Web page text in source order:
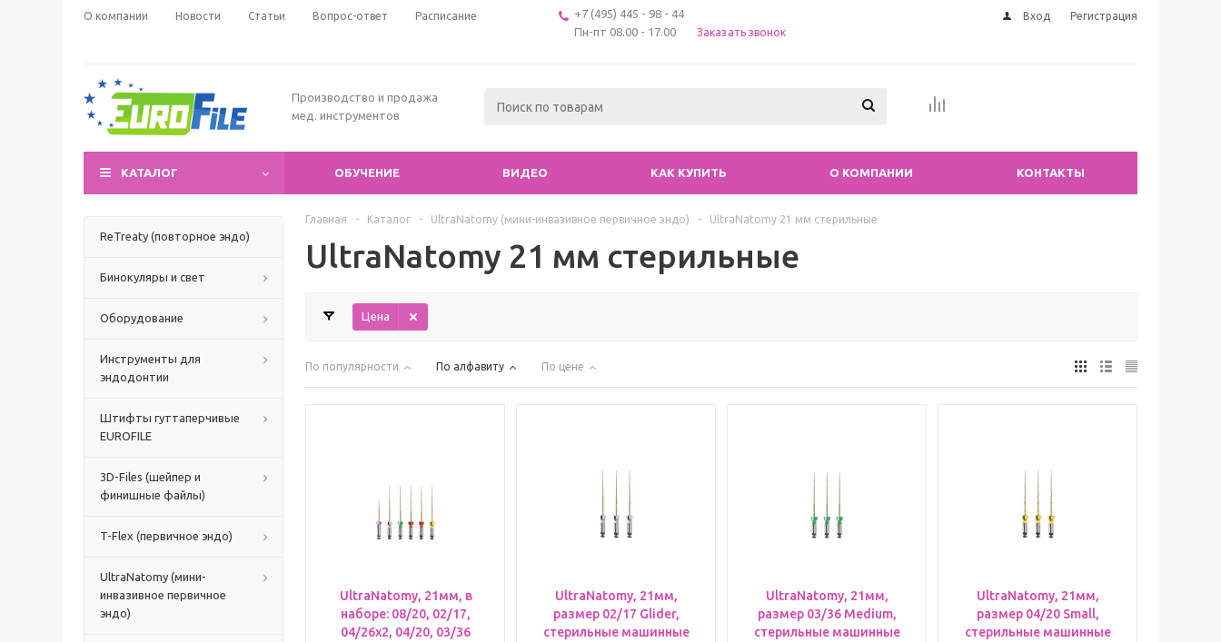
О компании Новости Статьи Вопрос-ответ Расписание
+7 (495) 445 - 98 - 44
Пн-пт 08.00 - 17.00
Заказать звонок
Вход Регистрация
Производство и продажа
мед. инструментов
КАТАЛОГ ОБУЧЕНИЕ ВИДЕО КАК КУПИТЬ О КОМПАНИИ КОНТАКТЫ
ReTreaty (повторное эндо)
Бинокуляры и свет
Оборудование
Инструменты для
эндодонтии
Штифты гуттаперчивые
EUROFILE
3D-Files (шейпер и
финишные файлы)
T-Flex (первичное эндо)
UltraNatomy (мини-
инвазивное первичное
эндо)
Главная - Каталог - UltraNatomy (мини-инвазивное первичное эндо) - UltraNatomy 21 мм стерильные
UltraNatomy 21 мм стерильные
Цена
По популярности По алфавиту По цене
UltraNatomy, 21мм, в
наборе: 08/20, 02/17,
04/26х2, 04/20, 03/36
UltraNatomy, 21мм,
размер 02/17 Glider,
стерильные машинные
UltraNatomy, 21мм,
размер 03/36 Medium,
стерильные машинные
UltraNatomy, 21мм,
размер 04/20 Small,
стерильные машинные